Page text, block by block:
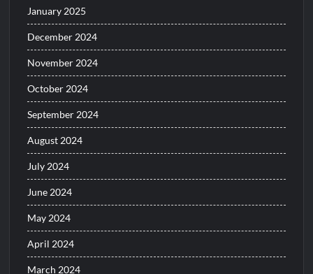
January 2025
December 2024
November 2024
October 2024
September 2024
August 2024
July 2024
June 2024
May 2024
April 2024
March 2024